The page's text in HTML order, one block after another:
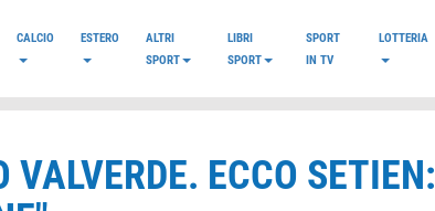
CALCIO ESTERO
ALTRI
SPORT
LIBRI
SPORT
SPORT
IN TV
LOTTERIA
ECCO SETIEN: